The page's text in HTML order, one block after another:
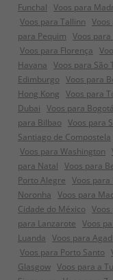
Funchal Voos para
Voos para Tallinn Voos
para Pequim Voos
Voos para Florença
Havana Voos para São
Edimburgo Voos para
Hong Kong Voos para
Dubai Voos para Bogotá
para Bilbao Voos para
Santiago de Compostela
Voos para Washington
para Natal Voos para
Porto Alegre Voos para
Noronha Voos para
Cidade do México
para Lanzarote Voos
Luanda Voos para
Voos para Porto Santo
Glasgow Voos para a